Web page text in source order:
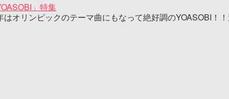
」特集
はオリンピックのテーマ曲にもなって絶好調のYOASOBI！